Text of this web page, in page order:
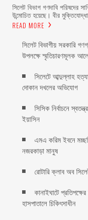
‎সিলেট বিভাগ গণদাবি পরিষদের
উন্মোচিত হয়েছে। বীর
READ MORE
সিলেট বিভাগীয় সরকারি
উপলক্ষে স্মৃতিচারণমূলক
সিলেটে আব্দুল্লাহ
দোকান দখলের অভিযোগ
সিসিক নির্বাচনে
ইয়াসিন
এমএ করিম ইবনে
নজরকাড়া মানুষ ‎
রোটারি ক্লাব অব
কানাইঘাটে
হাসপাতালে চিকিৎসাধীন